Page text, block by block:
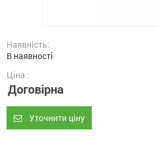
Наявність:
В наявності
Ціна :
Договірна
Уточнити ціну